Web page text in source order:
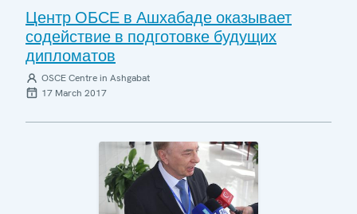
Центр ОБСЕ в Ашхабаде оказывает
содействие в подготовке будущих
дипломатов
OSCE Centre in Ashgabat
17 March 2017